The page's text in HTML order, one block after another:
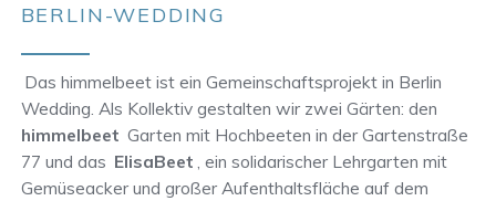
BERLIN-WEDDING
Das himmelbeet ist ein Gemeinschaftsprojekt in Berlin
Wedding. Als Kollektiv gestalten wir zwei Gärten: den
himmelbeet Garten mit Hochbeeten in der Gartenstraße
77 und das ElisaBeet , ein solidarischer Lehrgarten mit
Gemüseacker und großer Aufenthaltsfläche auf dem